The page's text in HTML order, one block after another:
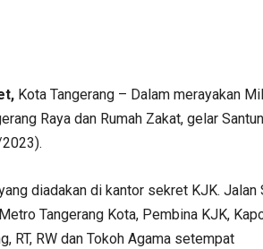
Kota Tangerang – Dalam merayakan
Raya dan Rumah Zakat, gelar
diadakan di kantor sekret KJK.
Tangerang Kota, Pembina KJK,
RT, RW dan Tokoh Agama setempat